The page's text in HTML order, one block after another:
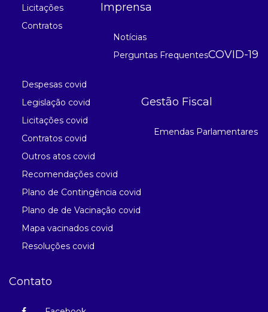
Licitações
Contratos
Imprensa
Notícias
Perguntas FrequentesCOVID-19
Despesas covid
Legislação covid
Licitações covid
Contratos covid
Outros atos covid
Recomendações covid
Plano de Contingência covid
Plano de de Vacinação covid
Mapa vacinados covid
Resoluções covid
Gestão Fiscal
Emendas Parlamentares
Contato